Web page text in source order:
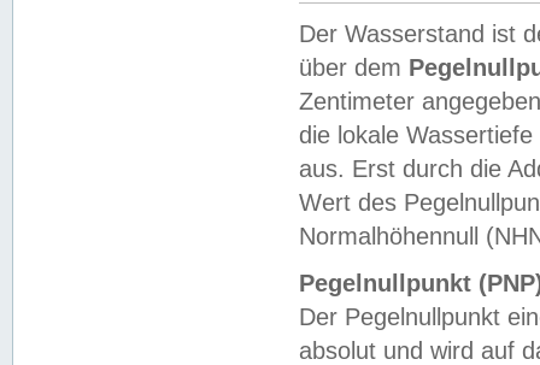
Der Wasserstand ist
über dem
Zentimeter
die lokale
aus. Erst durch die
Wert des
Normalhöhennull
Pegelnullpunkt
Der Pegelnullpunkt
absolut und wird auf